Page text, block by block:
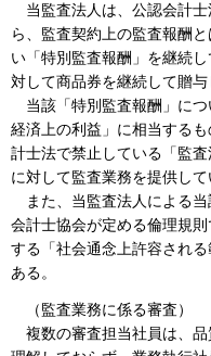
当監査法人は、公認会計士
ら、監査契約上の監査報酬
い「特別監査報酬」を継続
対して商品券を継続して贈与
当該「特別監査報酬」につ
経済上の利益」に相当する
計士法で禁止している「監
に対して監査業務を提供して
また、当監査法人による当
会計士協会が定める倫理規
する「社会通念上許容され
ある。
（監査業務に係る審査）
複数の審査担当社員は、品